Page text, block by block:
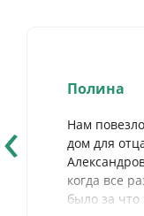
Вызывали
Сергея
вопросы,
текущее
‹